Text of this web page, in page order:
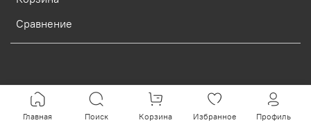
Сравнение
Главная Поиск Корзина Избранное Профиль
Verification: d773dcf9c7c1c3e0